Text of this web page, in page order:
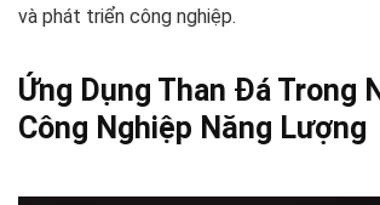
và phát triển công nghiệp.
Ứng Dụng Than Đá Trong
Công Nghiệp Năng Lượng